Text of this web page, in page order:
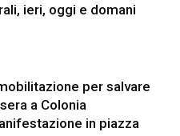
ieri, oggi e domani
per salvare
a Colonia
in piazza